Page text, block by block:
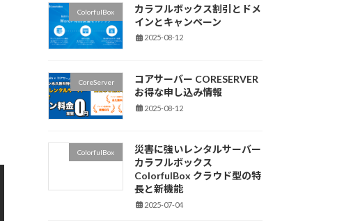
ColorfulBox
カラフルボックス割引とドメ
インとキャンペーン
2025-08-12
CoreServer
コアサーバー CORESERVER
お得な申し込み情報
2025-08-12
ColorfulBox
災害に強いレンタルサーバー
カラフルボックス
ColorfulBox クラウド型の特
長と新機能
2025-07-04